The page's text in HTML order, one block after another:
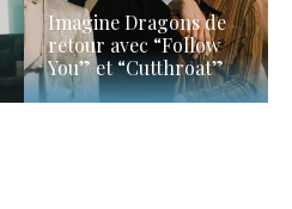
Imagine Dragons de
retour avec “Follow
You” et “Cutthroat”